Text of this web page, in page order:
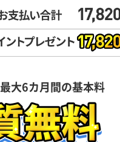
最大6カ月間の基本料